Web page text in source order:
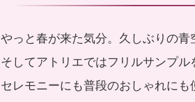
やっと春が来た気分。久しぶりの青
そしてアトリエではフリルサンプル
セレモニーにも普段のおしゃれに